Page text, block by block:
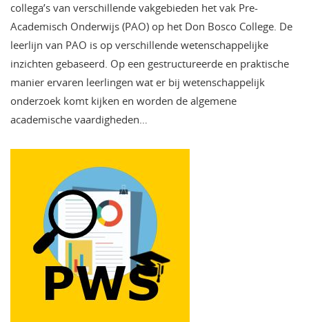
collega’s van verschillende vakgebieden het vak Pre-
Academisch Onderwijs (PAO) op het Don Bosco College. De
leerlijn van PAO is op verschillende wetenschappelijke
inzichten gebaseerd. Op een gestructureerde en praktische
manier ervaren leerlingen wat er bij wetenschappelijk
onderzoek komt kijken en worden de algemene
academische vaardigheden…